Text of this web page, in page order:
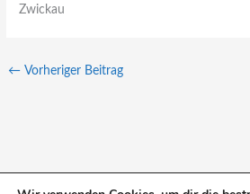
Zwickau
← Vorheriger Beitrag